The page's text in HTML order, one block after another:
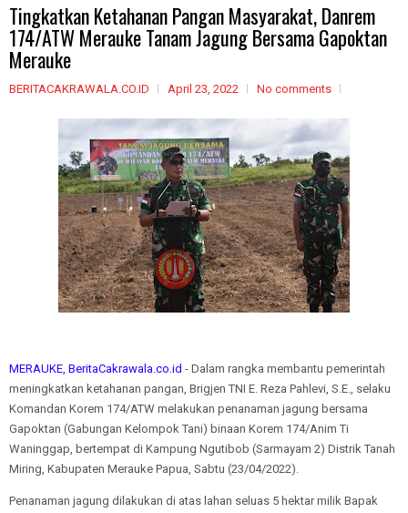
Tingkatkan Ketahanan Pangan Masyarakat, Danrem
174/ATW Merauke Tanam Jagung Bersama Gapoktan
Merauke
BERITACAKRAWALA.CO.ID April 23, 2022 No comments
MERAUKE, BeritaCakrawala.co.id - Dalam rangka membantu pemerintah
meningkatkan ketahanan pangan, Brigjen TNI E. Reza Pahlevi, S.E., selaku
Komandan Korem 174/ATW melakukan penanaman jagung bersama
Gapoktan (Gabungan Kelompok Tani) binaan Korem 174/Anim Ti
Waninggap, bertempat di Kampung Ngutibob (Sarmayam 2) Distrik Tanah
Miring, Kabupaten Merauke Papua, Sabtu (23/04/2022).
Penanaman jagung dilakukan di atas lahan seluas 5 hektar milik Bapak